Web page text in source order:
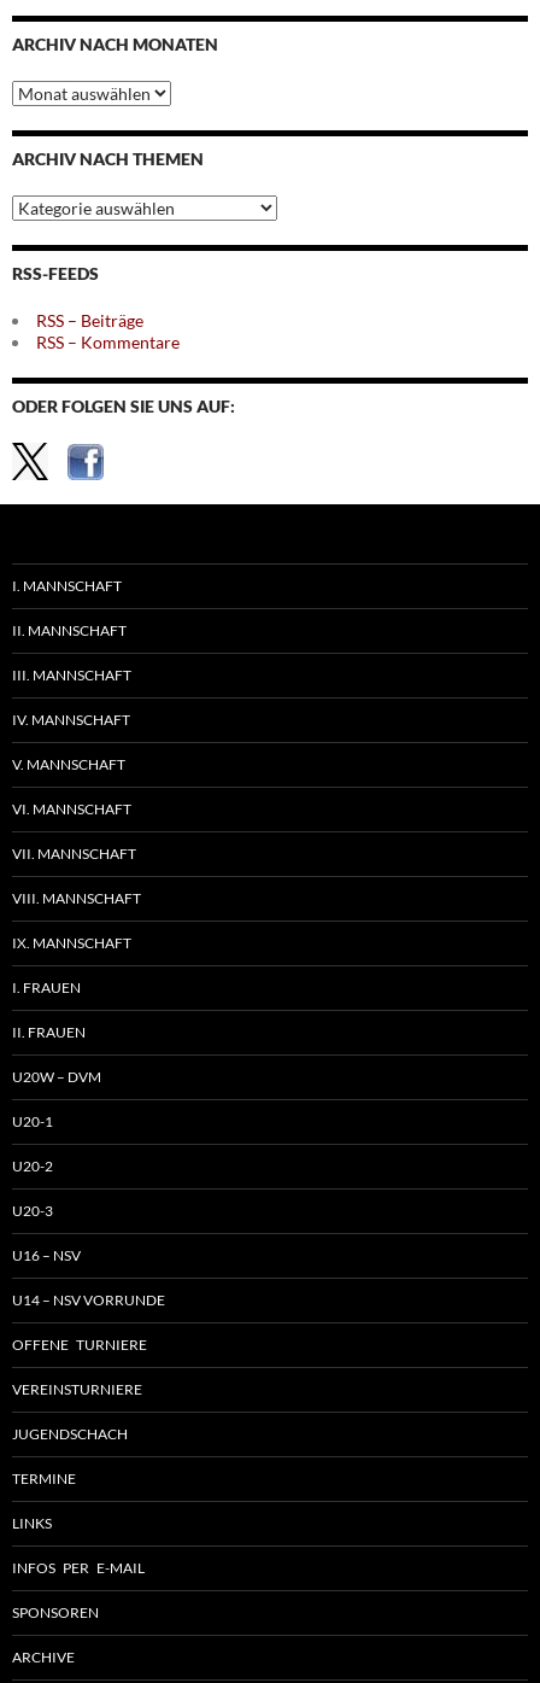
ARCHIV NACH MONATEN
Archiv
nach
Monaten
ARCHIV NACH THEMEN
Archiv
nach
Themen
RSS-FEEDS
RSS – Beiträge
RSS – Kommentare
ODER FOLGEN SIE UNS AUF:
I. MANNSCHAFT
II. MANNSCHAFT
III. MANNSCHAFT
IV. MANNSCHAFT
V. MANNSCHAFT
VI. MANNSCHAFT
VII. MANNSCHAFT
VIII. MANNSCHAFT
IX. MANNSCHAFT
I. FRAUEN
II. FRAUEN
U20W – DVM
U20-1
U20-2
U20-3
U16 – NSV
U14 – NSV VORRUNDE
OFFENE TURNIERE
VEREINSTURNIERE
JUGENDSCHACH
TERMINE
LINKS
INFOS PER E-MAIL
SPONSOREN
ARCHIVE